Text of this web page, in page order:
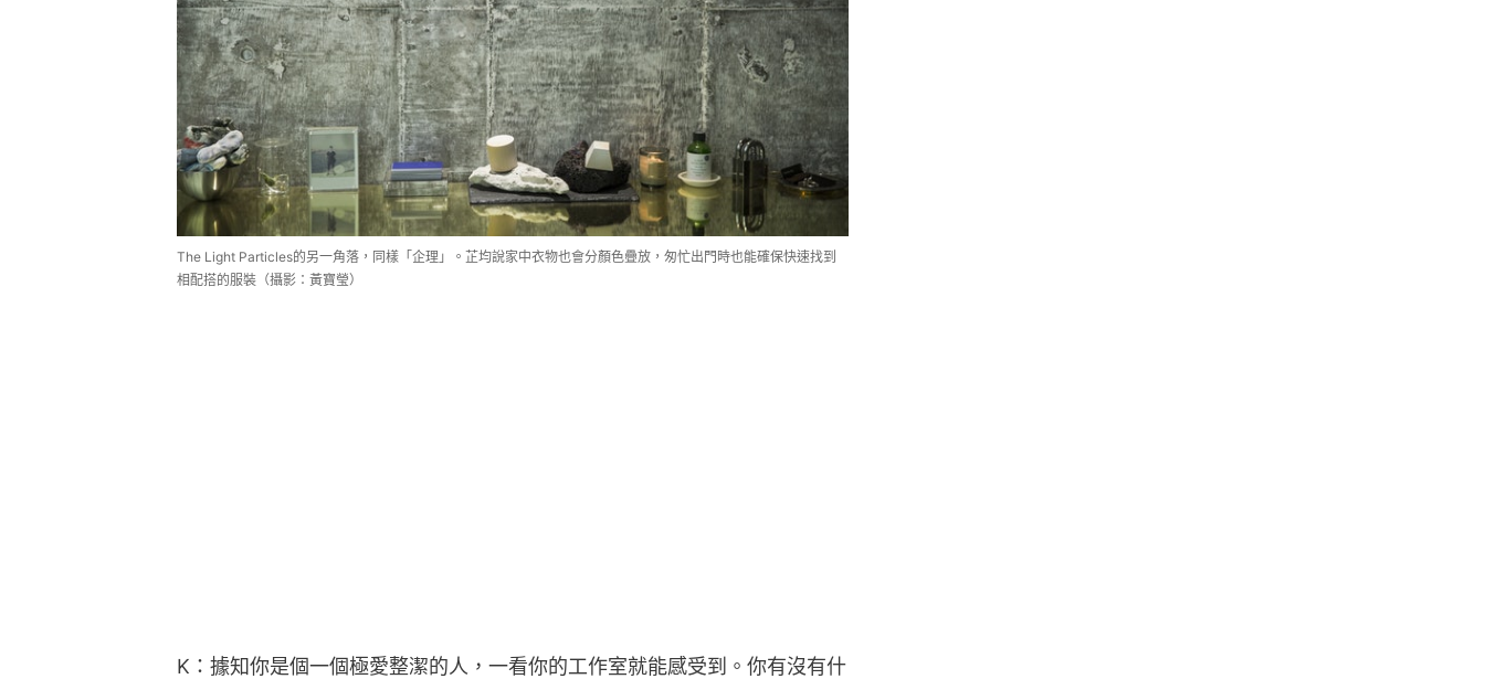
The Light Particles的另一角落，同樣「企理」。芷均說家中衣物也會分顏色疊放，匆忙出門時也能確保快速找到
相配搭的服裝（攝影：黃寶瑩）
K：據知你是個一個極愛整潔的人，一看你的工作室就能感受到。你有沒有什